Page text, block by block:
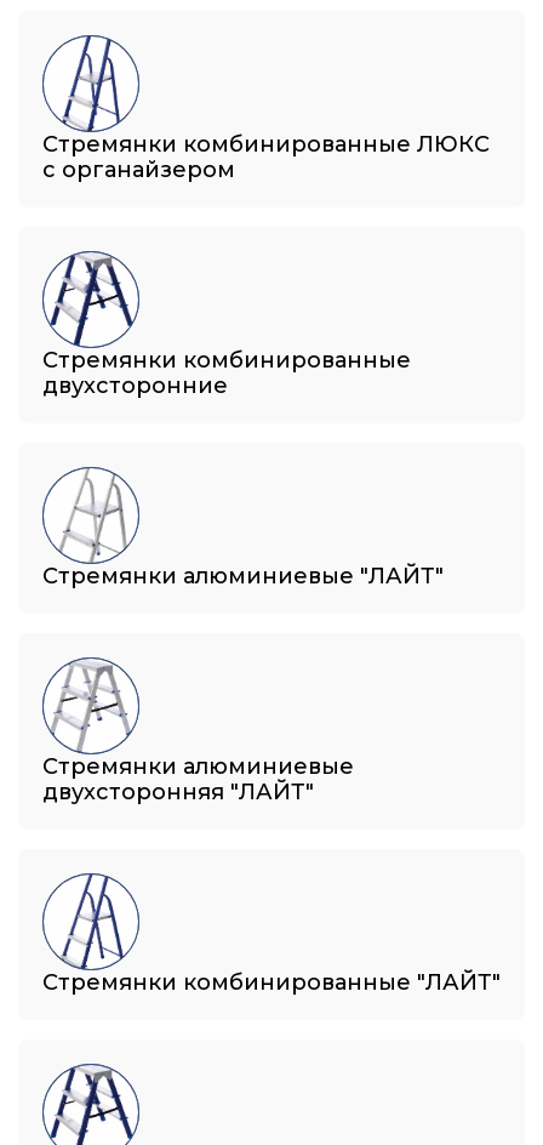
Стремянки комбинированные ЛЮКС
с органайзером
Стремянки комбинированные
двухсторонние
Стремянки алюминиевые "ЛАЙТ"
Стремянки алюминиевые
двухсторонняя "ЛАЙТ"
Стремянки комбинированные "ЛАЙТ"